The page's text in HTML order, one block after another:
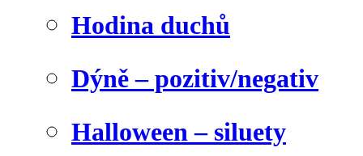
Hodina duchů
Dýně – pozitiv/negativ
Halloween – siluety